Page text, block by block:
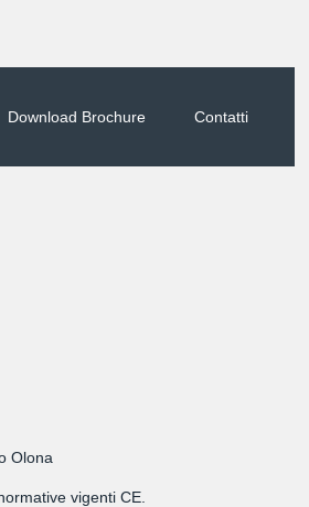
Download Brochure Contatti
Olona
vigenti CE.